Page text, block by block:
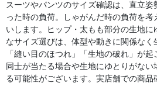
スーツやパンツのサイズ確認は、直立
った時の負荷。しゃがんだ時の負荷を
いします。ヒップ・太もも部分の生地に
なサイズ選びは、体型や動きに関係なく
「縫い目のほつれ」「生地の破れ」が
同士が当たる場合や生地にゆとりがな
る可能性がございます。実店舗での商品